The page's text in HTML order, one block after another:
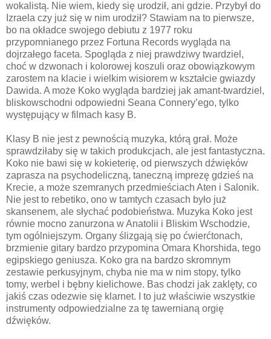
wokalistą. Nie wiem, kiedy się urodził, ani gdzie. Przybył do
Izraela czy już się w nim urodził? Stawiam na to pierwsze,
bo na okładce swojego debiutu z 1977 roku
przypomnianego przez Fortuna Records wygląda na
dojrzałego faceta. Spogląda z niej prawdziwy twardziel,
choć w dzwonach i kolorowej koszuli oraz obowiązkowym
zarostem na klacie i wielkim wisiorem w kształcie gwiazdy
Dawida. A może Koko wygląda bardziej jak amant-twardziel,
bliskowschodni odpowiedni Seana Connery’ego, tylko
występujący w filmach kasy B.
Klasy B nie jest z pewnością muzyka, którą grał. Może
sprawdziłaby się w takich produkcjach, ale jest fantastyczna.
Koko nie bawi się w kokieterię, od pierwszych dźwięków
zaprasza na psychodeliczną, taneczną imprezę gdzieś na
Krecie, a może szemranych przedmieściach Aten i Salonik.
Nie jest to rebetiko, ono w tamtych czasach było już
skansenem, ale słychać podobieństwa. Muzyka Koko jest
równie mocno zanurzona w Anatolii i Bliskim Wschodzie,
tym ogólniejszym. Organy ślizgają się po ćwierćtonach,
brzmienie gitary bardzo przypomina Omara Khorshida, tego
egipskiego geniusza. Koko gra na bardzo skromnym
zestawie perkusyjnym, chyba nie ma w nim stopy, tylko
tomy, werbel i bębny kielichowe. Bas chodzi jak zaklęty, co
jakiś czas odezwie się klarnet. I to już właściwie wszystkie
instrumenty odpowiedzialne za tę tawernianą orgię
dźwięków.